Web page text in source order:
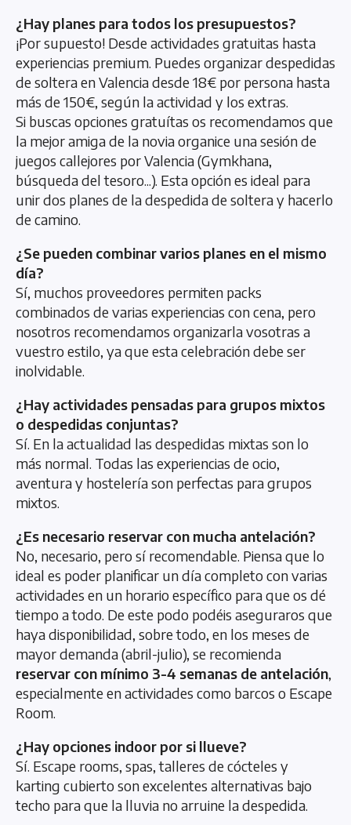
¿Hay planes para todos los presupuestos?
¡Por supuesto! Desde actividades gratuitas hasta
experiencias premium. Puedes organizar despedidas
de soltera en Valencia desde 18€ por persona hasta
más de 150€, según la actividad y los extras.
Si buscas opciones gratuítas os recomendamos que
la mejor amiga de la novia organice una sesión de
juegos callejores por Valencia (Gymkhana,
búsqueda del tesoro...). Esta opción es ideal para
unir dos planes de la despedida de soltera y hacerlo
de camino.
¿Se pueden combinar varios planes en el mismo
día?
Sí, muchos proveedores permiten packs
combinados de varias experiencias con cena, pero
nosotros recomendamos organizarla vosotras a
vuestro estilo, ya que esta celebración debe ser
inolvidable.
¿Hay actividades pensadas para grupos mixtos
o despedidas conjuntas?
Sí. En la actualidad las despedidas mixtas son lo
más normal. Todas las experiencias de ocio,
aventura y hostelería son perfectas para grupos
mixtos.
¿Es necesario reservar con mucha antelación?
No, necesario, pero sí recomendable. Piensa que lo
ideal es poder planificar un día completo con varias
actividades en un horario específico para que os dé
tiempo a todo. De este podo podéis aseguraros que
haya disponibilidad, sobre todo, en los meses de
mayor demanda (abril-julio), se recomienda
reservar con mínimo 3-4 semanas de antelación,
especialmente en actividades como barcos o Escape
Room.
¿Hay opciones indoor por si llueve?
Sí. Escape rooms, spas, talleres de cócteles y
karting cubierto son excelentes alternativas bajo
techo para que la lluvia no arruine la despedida.